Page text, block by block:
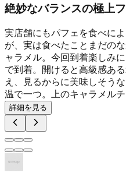
絶妙なバランスの極上
実店舗にもパフェを食べに
が、実は食べたことまだの
ャラメル。今回到着楽しみ
で到着。開けると高級感あ
え、見るからに美味しそう
温で一つ。上のキャラメル
詳細を見る